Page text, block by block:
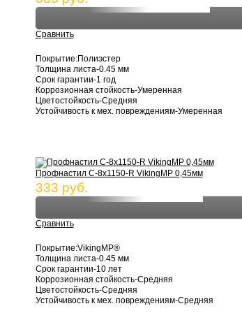
Сравнить
Покрытие:Полиэстер
Толщина листа-0.45 мм
Срок гарантии-1 год
Коррозионная стойкость-Умеренная
Цветостойкость-Средняя
Устойчивость к мех. повреждениям-Умеренная
Профнастил С-8х1150-R VikingMP 0,45мм
333 руб.
Сравнить
Покрытие:VikingMP®
Толщина листа-0.45 мм
Срок гарантии-10 лет
Коррозионная стойкость-Средняя
Цветостойкость-Средняя
Устойчивость к мех. повреждениям-Средняя